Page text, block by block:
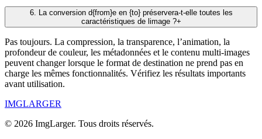
6. La conversion d{from}e en {to} préservera-t-elle toutes les
caractéristiques de limage ?+
Pas toujours. La compression, la transparence, l’animation, la
profondeur de couleur, les métadonnées et le contenu multi-images
peuvent changer lorsque le format de destination ne prend pas en
charge les mêmes fonctionnalités. Vérifiez les résultats importants
avant utilisation.
IMGLARGER
© 2026 ImgLarger. Tous droits réservés.